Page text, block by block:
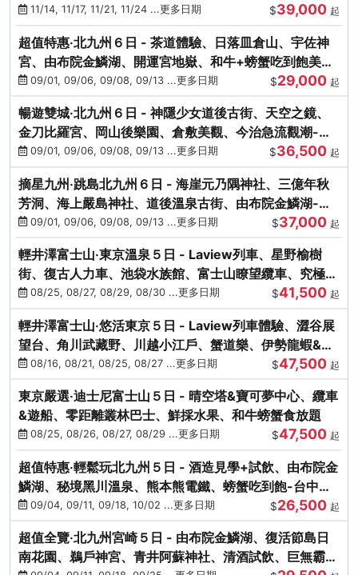
滿宮、光明禪寺
11/14, 11/17, 11/21, 11/24 ...更多日期 $39,000 起
超值特惠‧北九州６日 - 茶道體驗、日落皿倉山、宇佐神
宮、由布院金鱗湖、開運宮地嶽、和牛+螃蟹吃到飽美
饌-台中出發
09/01, 09/06, 09/08, 09/13 ...更多日期 $29,000 起
暢遊雙城‧北九州６日 - 神隱少女道後古街、天空之鏡、
金刀比羅宮、岡山後樂園、倉敷美觀、今治急流觀潮-台
中出發
09/01, 09/06, 09/08, 09/13 ...更多日期 $36,500 起
摘星九州‧跳島北九州６日 - 海崖元乃隅神社、三億年秋
芳洞、海上嚴島神社、道後溫泉古街、由布院金鱗湖-台
中出發
09/01, 09/06, 09/08, 09/13 ...更多日期 $37,000 起
輕井澤富士山‧東京溫泉５日 - Laview列車、星野榆樹
街、復古人力車、池袋水族館、富士山瞭望纜車、究極海
鮮食放題
08/25, 08/27, 08/29, 08/30 ...更多日期 $41,500 起
輕井澤富士山‧悠活東京５日 - Laview列車體驗、澀谷展
望台、角川武藏野、川越小江戶、蟹道樂、伊勢龍蝦&海
膽生魚片
08/16, 08/21, 08/25, 08/27 ...更多日期 $47,500 起
東京嚴選‧迪士尼富士山５日 - 晴空塔&寶可夢中心、纜車
&遊船、零距離叢林巴士、鮮採水果、和牛螃蟹食放題
08/25, 08/26, 08/27, 08/29 ...更多日期 $47,500 起
超值特惠‧輕鬆玩北九州５日 - 酒造見學+試飲、由布院金
鱗湖、秘境黑川溫泉、熊本熊電鐵、螃蟹吃到飽-台中出
發09/04, 09/11, 09/18, 10/02 ...更多日期 $26,500 起
超值全覽‧北九州宮崎５日 - 由布院金鱗湖、復活節島日
南花園、鵜戶神宮、青井阿蘇神社、清酒試飲、巨無霸熊